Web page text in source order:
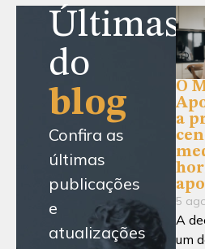
Últimas
do
blog
Confira as
últimas
publicações
e
atualizações
O
a
5
A
um